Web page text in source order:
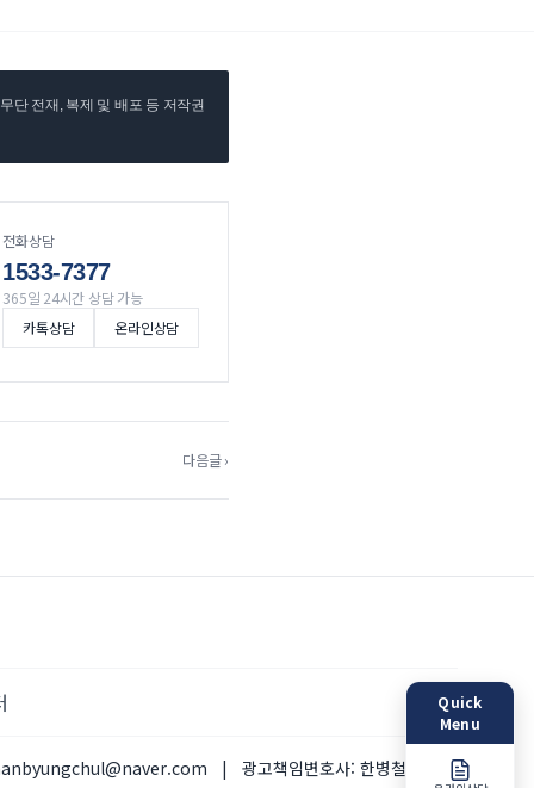
단 전재, 복제 및 배포 등 저작권
전화상담
1533-7377
365일 24시간 상담 가능
카톡상담
온라인상담
다음글 ›
| 광고책임변호사: 한병철 변호사
Quick
Menu